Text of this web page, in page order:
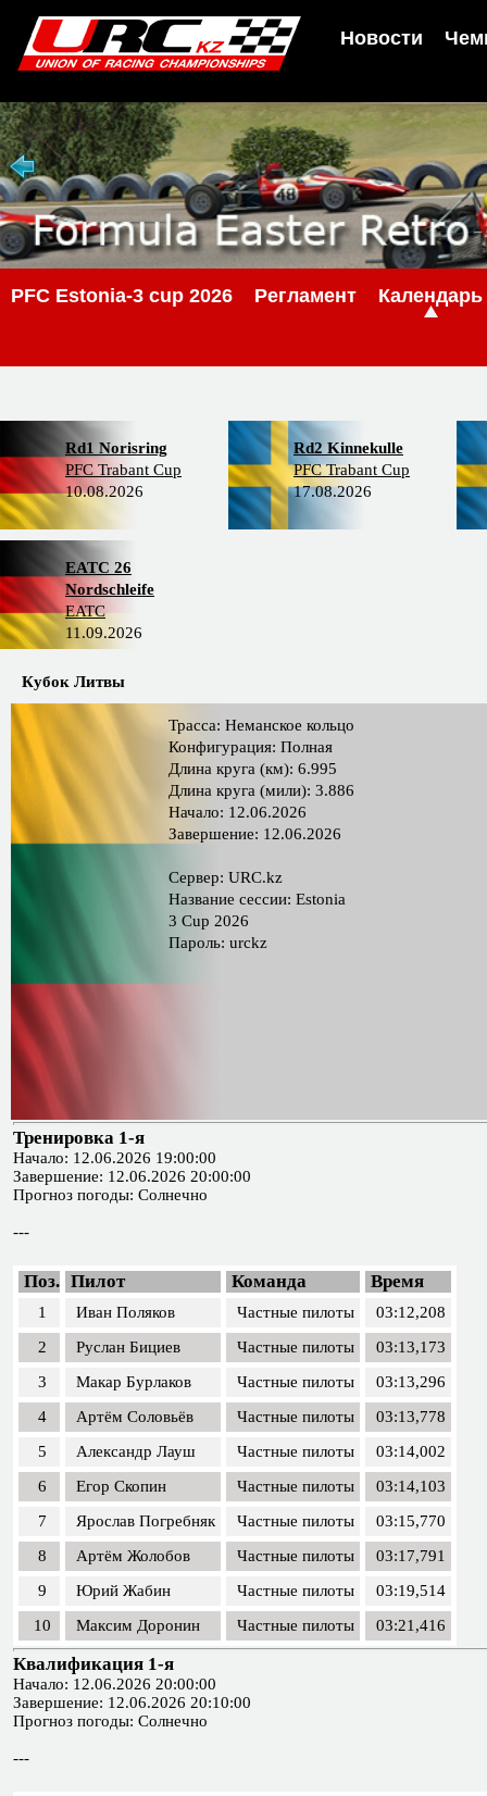
Новости
PFС Estonia-3 cup 2026 Регламент Календарь
Rd1 Norisring
PFC Trabant Cup
10.08.2026
Rd2 Kinnekulle
PFC Trabant Cup
17.08.2026
EATC 26
Nordschleife
EATC
11.09.2026
Кубок Литвы
Трасса: Неманское кольцо
Конфигурация: Полная
Длина круга (км): 6.995
Длина круга (мили): 3.886
Начало: 12.06.2026
Завершение: 12.06.2026
Сервер: URC.kz
Название сессии: Estonia
3 Cup 2026
Пароль: urckz
Тренировка 1-я
Начало: 12.06.2026 19:00:00
Завершение: 12.06.2026 20:00:00
Прогноз погоды: Солнечно
---
Поз. Пилот Команда Время
1 Иван Поляков Частные пилоты
03:12,208
2
Руслан Бициев Частные пилоты
03:13,173
3
Макар Бурлаков Частные пилоты
03:13,296
4
Артём Соловьёв Частные пилоты
03:13,778
5
Александр Лауш Частные пилоты
03:14,002
6
Егор Скопин Частные пилоты
03:14,103
7
Ярослав Погребняк Частные пилоты
03:15,770
8
Артём Жолобов Частные пилоты
03:17,791
9
Юрий Жабин Частные пилоты
03:19,514
10
Максим Доронин Частные пилоты 03:21,416
Квалификация 1-я
Начало: 12.06.2026 20:00:00
Завершение: 12.06.2026 20:10:00
Прогноз погоды: Солнечно
---